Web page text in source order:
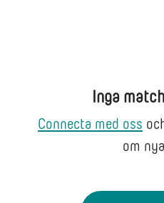
Inga
Connecta med oss
om